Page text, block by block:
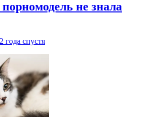
порномодель не знала
2 года спустя